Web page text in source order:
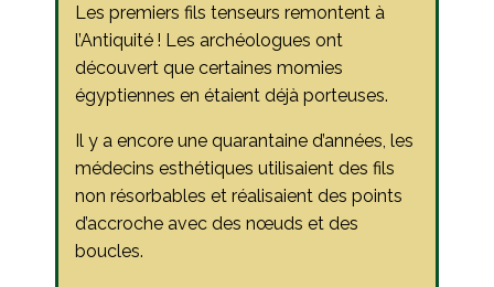
Les premiers fils tenseurs remontent à
l’Antiquité ! Les archéologues ont
découvert que certaines momies
égyptiennes en étaient déjà porteuses.
Il y a encore une quarantaine d’années, les
médecins esthétiques utilisaient des fils
non résorbables et réalisaient des points
d’accroche avec des nœuds et des
boucles.